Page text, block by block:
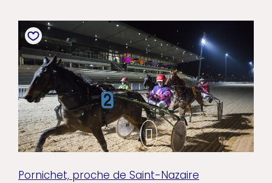
Pornichet, proche de Saint-Nazaire